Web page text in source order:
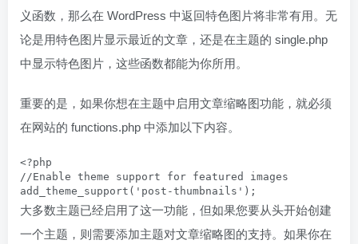
义函数，那么在 WordPress 中返回特色图片将非常有用。无
论是用特色图片显示最近的文章，还是在主题的 single.php
中显示特色图片，这些函数都能为你所用。
重要的是，如果你想在主题中启用文章缩略图功能，就必须
在网站的 functions.php 中添加以下内容。
<?php
//Enable theme support for featured images
add_theme_support('post-thumbnails');
大多数主题已经启用了这一功能，但如果您要从头开始创建
一个主题，则需要添加主题对文章缩略图的支持。如果你在